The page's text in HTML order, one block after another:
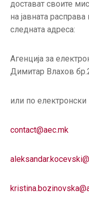
достават своите
на јавната
следната адреса:
Агенција за
Димитар Влахов
или по електронски
contact@aec.mk